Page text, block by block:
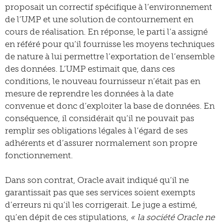
proposait un correctif spécifique à l’environnement
de l’UMP et une solution de contournement en
cours de réalisation. En réponse, le parti l’a assigné
en référé pour qu’il fournisse les moyens techniques
de nature à lui permettre l’exportation de l’ensemble
des données. L’UMP estimait que, dans ces
conditions, le nouveau fournisseur n’était pas en
mesure de reprendre les données à la date
convenue et donc d’exploiter la base de données. En
conséquence, il considérait qu’il ne pouvait pas
remplir ses obligations légales à l’égard de ses
adhérents et d’assurer normalement son propre
fonctionnement.
Dans son contrat, Oracle avait indiqué qu’il ne
garantissait pas que ses services soient exempts
d’erreurs ni qu’il les corrigerait. Le juge a estimé,
qu’en dépit de ces stipulations, « la société Oracle ne